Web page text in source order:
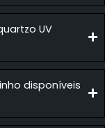
UV
disponíveis